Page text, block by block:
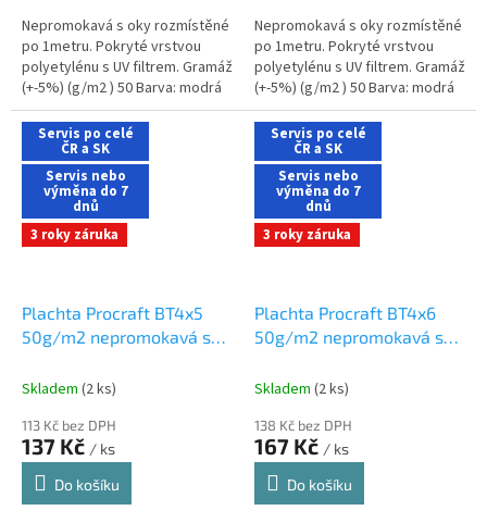
Nepromokavá s oky rozmístěné
po 1metru. Pokryté vrstvou
polyetylénu s UV filtrem. Gramáž
(+-5%) (g/m2 ) 50 Barva: modrá
Rozměry (m) 3x4 Hmotnost (kg)
0,63
Nepromokavá s oky rozmístěné
po 1metru. Pokryté vrstvou
polyetylénu s UV filtrem. Gramáž
(+-5%) (g/m2 ) 50 Barva: modrá
Rozměry (m) 3x5 Hmotnost (kg)
0,63
Servis po celé
ČR a SK
Servis nebo
výměna do 7
dnů
3 roky záruka
Plachta Procraft BT4x5
50g/m2 nepromokavá s
Skladem (2 ks)
113 Kč bez DPH
137 Kč / ks
Do košíku
Servis po celé
ČR a SK
Servis nebo
výměna do 7
dnů
3 roky záruka
Plachta Procraft BT4x6
50g/m2 nepromokavá s
Skladem (2 ks)
138 Kč bez DPH
167 Kč / ks
Do košíku